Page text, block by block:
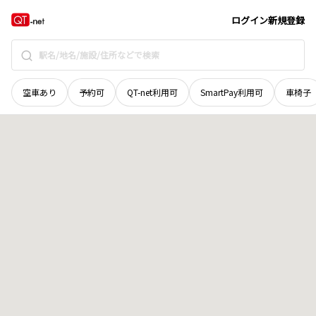
ログイン新規登録
空車あり 予約可 QT-net利用可 SmartPay利用可 車椅子
京都府